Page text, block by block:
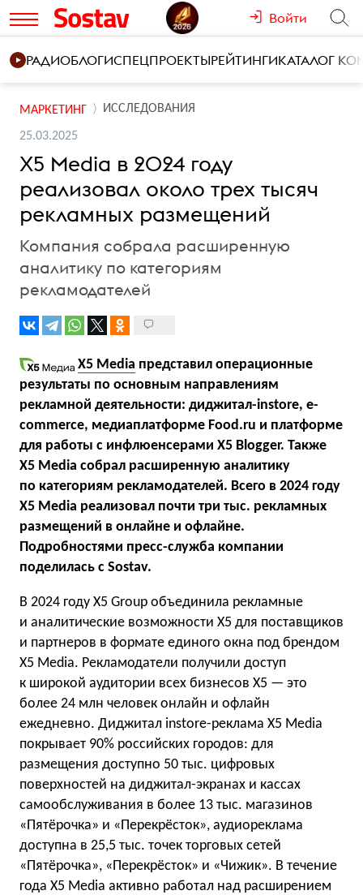
Войти
РАДИОБЛОГИСПЕЦПРОЕКТЫРЕЙТИНГИКАТАЛОГ
МАРКЕТИНГ ИССЛЕДОВАНИЯ
25.03.2025
Х5 Media в 2024 году
реализовал около трех тысяч
рекламных размещений
Компания собрала расширенную
аналитику по категориям
рекламодателей
X5 Media представил операционные
результаты по основным направлениям
рекламной деятельности: диджитал-instore, e-
commerce, медиаплатформе Food.ru и платформе
для работы с инфлюенсерами Х5 Blogger. Также
X5 Media собрал расширенную аналитику
по категориям рекламодателей. Всего в 2024 году
Х5 Media реализовал почти три тыс. рекламных
размещений в онлайне и офлайне.
Подробностями пресс-служба компании
поделилась с Sostav.
В 2024 году Х5 Group объединила рекламные
и аналитические возможности Х5 для поставщиков
и партнеров в формате единого окна под брендом
Х5 Media. Рекламодатели получили доступ
к широкой аудитории всех бизнесов Х5 — это
более 24 млн человек онлайн и офлайн
ежедневно. Диджитал instore-реклама Х5 Media
покрывает 90% российских городов: для
размещения доступно 50 тыс. цифровых
поверхностей на диджитал-экранах и кассах
самообслуживания в более 13 тыс. магазинов
«Пятёрочка» и «Перекрёсток», аудиореклама
доступна в 25,5 тыс. точек торговых сетей
«Пятёрочка», «Перекрёсток» и «Чижик». В течение
года Х5 Media активно работал над расширением